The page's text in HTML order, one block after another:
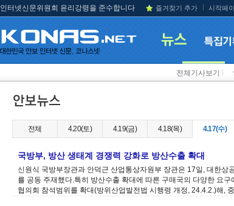
인터넷신문위원회 윤리강령을 준수합니다 즐겨찾기 추가 시작페
전체기사보기
전체 4.20(토) 4.19(금) 4.18(목) 4.17(수)
국방부, 방산 생태계 경쟁력 강화로 방산수출 확대
신원식 국방부장관과 안덕근 산업통상자원부 장관은 17일, 대한상
를 공동 주재했다.특히 방산수출 확대에 따른 구매국의 다양한 요
협의회 참석범위를 확대(방위산업발전법 시행령 개정, 24.4.2.)해,